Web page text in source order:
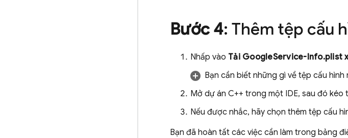
Bước 4: Thêm tệp cấu
Nhấp vào Tải GoogleService-Info.plist
Bạn cần biết những gì về tệp cấu hình
Mở dự án C++ trong một IDE, sau đó
Nếu được nhắc, hãy chọn thêm tệp cấu
Bạn đã hoàn tất các việc cần làm trong bảng